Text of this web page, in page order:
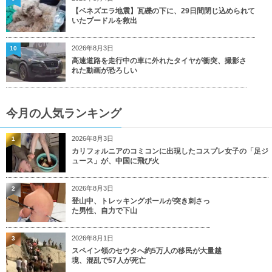
【ベネズエラ地震】瓦礫の下に、29日間閉じ込められて
いたプードルを救出
2026年8月3日
高速道路を走行中の車に外れたタイヤが衝突、撮影さ
れた動画が恐ろしい
10
今月の人気ランキング
2026年8月3日
カリフォルニアのコミコンに出現したコスプレ女子の「足ジ
ュース」が、中国に飛び火
1
2026年8月3日
登山中、トレッキングポールが突き刺さっ
た男性、自力で下山
2
2026年8月1日
スペイン領のセウタへ約5万人の移民が大量越
境、混乱で57人が死亡
3